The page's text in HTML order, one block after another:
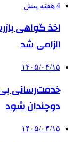
4 هفته پیش
اخذ گواهی
الزامی شد
۱۴۰۵/۰۴/۱۵
خدمت‌رسانی
دوچندان شود
۱۴۰۵/۰۴/۱۵